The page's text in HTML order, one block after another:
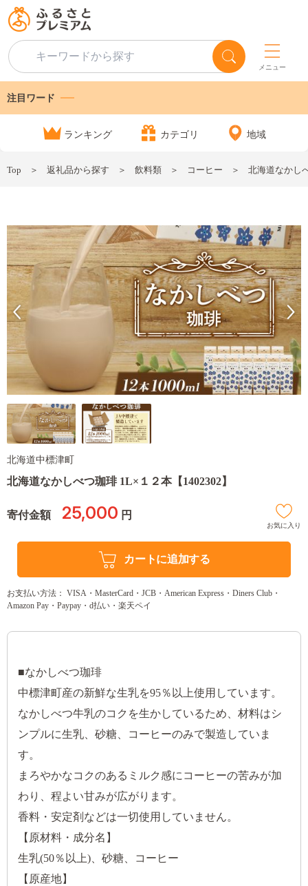
メニュー
注目ワード
ランキング カテゴリ 地域
Top 返礼品から探す 飲料類 コーヒー 北海道なかし
北海道中標津町
北海道なかしべつ珈琲 1L×１２本【1402302】
寄付金額 25,000 円
お気に入り
カートに追加する
お支払い方法： VISA・MasterCard・JCB・American Express・Diners Club・
Amazon Pay・Paypay・d払い・楽天ペイ
■なかしべつ珈琲
中標津町産の新鮮な生乳を95％以上使用しています。
なかしべつ牛乳のコクを生かしているため、材料はシ
ンプルに生乳、砂糖、コーヒーのみで製造していま
す。
まろやかなコクのあるミルク感にコーヒーの苦みが加
わり、程よい甘みが広がります。
香料・安定剤などは一切使用していません。
【原材料・成分名】
生乳(50％以上)、砂糖、コーヒー
【原産地】